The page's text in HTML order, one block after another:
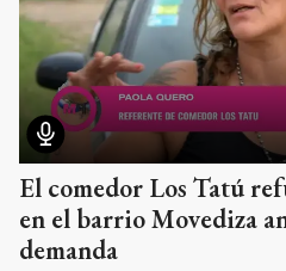
El comedor Los Tatú
en el barrio Movediza
demanda